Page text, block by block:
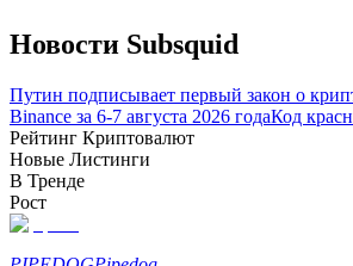
Кредиты
Сервис заимствований,
Новости Subsquid
Путин подписывает первый закон о
Binance за 6-7 августа 2026 годаКод
Рейтинг Криптовалют
Новые Листинги
В Тренде
Рост